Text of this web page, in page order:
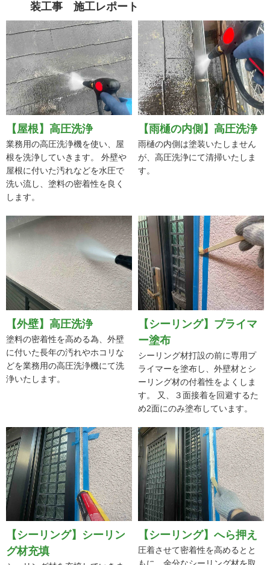
装工事 施工レポート
【屋根】高圧洗浄
業務用の高圧洗浄機を使い、屋
根を洗浄していきます。 外壁や
屋根に付いた汚れなどを水圧で
洗い流し、塗料の密着性を良く
します。
【雨樋の内側】高圧洗浄
雨樋の内側は塗装いたしません
が、高圧洗浄にて清掃いたしま
す。
【外壁】高圧洗浄
塗料の密着性を高める為、外壁
に付いた長年の汚れやホコリな
どを業務用の高圧洗浄機にて洗
浄いたします。
【シーリング】プライマ
ー塗布
シーリング材打設の前に専用プ
ライマーを塗布し、外壁材とシ
ーリング材の付着性をよくしま
す。 又、３面接着を回避するた
め2面にのみ塗布しています。
【シーリング】シーリン
グ材充填
【シーリング】へら押え
圧着させて密着性を高めるとと